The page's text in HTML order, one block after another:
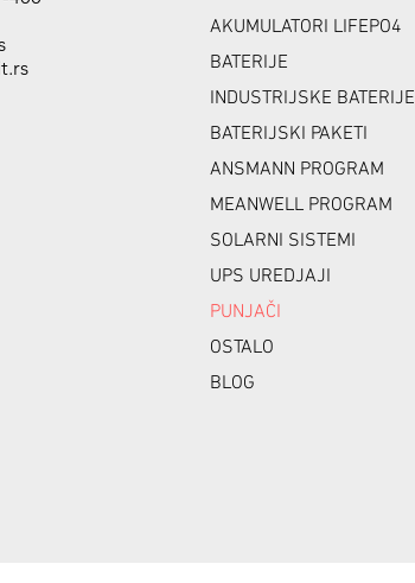
AKUMULATORI LIFEPO4
BATERIJE
INDUSTRIJSKE BATERIJE
BATERIJSKI PAKETI
ANSMANN PROGRAM
MEANWELL PROGRAM
SOLARNI SISTEMI
UPS UREDJAJI
PUNJAČI
OSTALO
BLOG